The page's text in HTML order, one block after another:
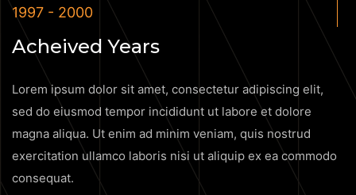
1997 - 2000
Acheived Years
Lorem ipsum dolor sit amet, consectetur adipiscing elit,
sed do eiusmod tempor incididunt ut labore et dolore
magna aliqua. Ut enim ad minim veniam, quis nostrud
exercitation ullamco laboris nisi ut aliquip ex ea commodo
consequat.